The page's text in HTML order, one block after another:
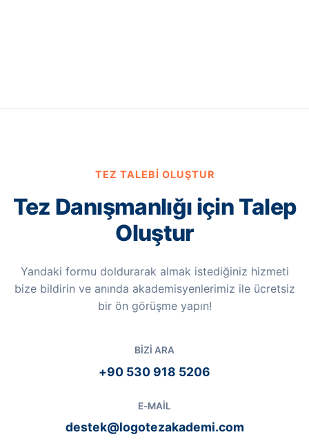
TEZ TALEBI OLUŞTUR
Tez Danışmanlığı için Talep
Oluştur
Yandaki formu doldurarak almak istediğiniz hizmeti
bize bildirin ve anında akademisyenlerimiz ile ücretsiz
bir ön görüşme yapın!
BIZI ARA
+90 530 918 5206
E-MAIL
destek@logotezakademi.com